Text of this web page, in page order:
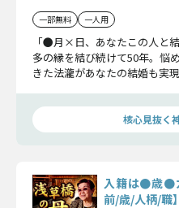
一部無料 一人用
「●月×日、あなたこの人と
多の縁を結び続けて50年。悩
きた法瀧があなたの結婚も実
貌を明らかにします！
核心見抜く
入籍は●歳●
前/歳/人柄/職